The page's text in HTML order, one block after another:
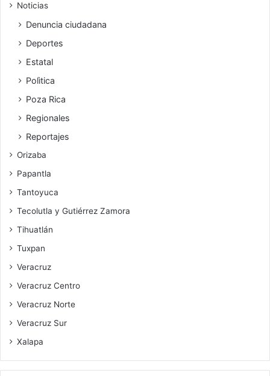
Noticias
Denuncia ciudadana
Deportes
Estatal
Polìtica
Poza Rica
Regionales
Reportajes
Orizaba
Papantla
Tantoyuca
Tecolutla y Gutiérrez Zamora
Tihuatlán
Tuxpan
Veracruz
Veracruz Centro
Veracruz Norte
Veracruz Sur
Xalapa